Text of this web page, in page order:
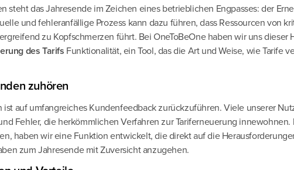
steht das Jahresende im Zeichen eines betrieblichen Engpasses: der
und fehleranfällige Prozess kann dazu führen, dass Ressourcen von
zu Kopfschmerzen führt. Bei OneToBeOne haben wir uns dieser
des Tarifs Funktionalität, ein Tool, das die Art und Weise, wie Tarife
zuhören
auf umfangreiches Kundenfeedback zurückzuführen. Viele unserer
Fehler, die herkömmlichen Verfahren zur Tariferneuerung innewohnen.
haben wir eine Funktion entwickelt, die direkt auf die
zum Jahresende mit Zuversicht anzugehen.